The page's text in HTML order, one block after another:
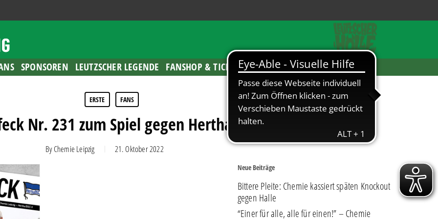
SPONSOREN LEUTZSCHER LEGENDE FANSHOP & TICKETS
ERSTE FANS
Nr. 231 zum Spiel gegen Hertha II
ByChemie Leipzig 21. Oktober 2022
Neue Beiträge
Bittere Pleite: Chemie kassiert späten Knockout
gegen Halle
“Einer für alle, alle für einen!” – Chemie